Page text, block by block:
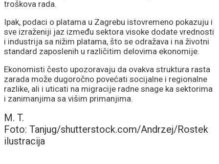
troškova rada.
Ipak, podaci o platama u Zagrebu istovremeno pokazuju i
sve izraženiji jaz između sektora visoke dodate vrednosti
i industrija sa nižim platama, što se odražava i na životni
standard zaposlenih u različitim delovima ekonomije.
Ekonomisti često upozoravaju da ovakva struktura rasta
zarada može dugoročno povećati socijalne i regionalne
razlike, ali i uticati na migracije radne snage ka sektorima
i zanimanjima sa višim primanjima.
M. T.
Foto: Tanjug/shutterstock.com/Andrzej/Rostek
ilustracija